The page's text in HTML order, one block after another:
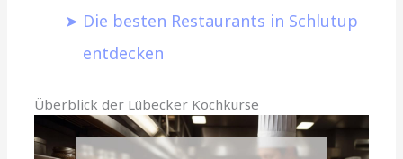
Die besten Restaurants in Schlutup
entdecken
Überblick der Lübecker Kochkurse